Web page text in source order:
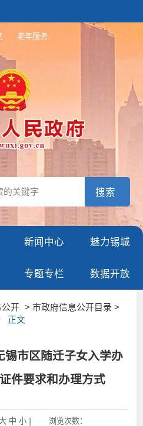
老年服务
新闻中心 魅力锡城
专题专栏 数据开放
公开
> 市政府信息公开目录 >
正文
锡市区随迁子女入学办
件要求和办理方式
中 小] 浏览次数：